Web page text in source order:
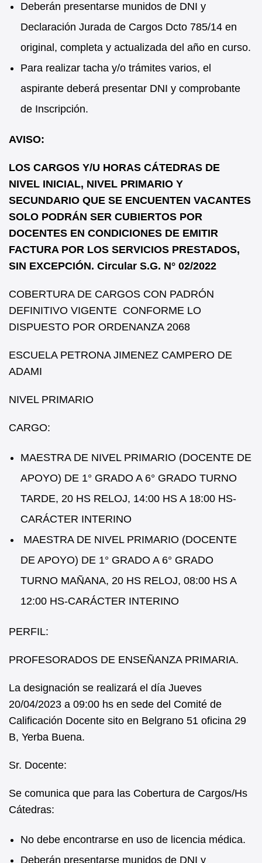
Deberán presentarse munidos de DNI y
Declaración Jurada de Cargos Dcto 785/14 en
original, completa y actualizada del año en curso.
Para realizar tacha y/o trámites varios, el
aspirante deberá presentar DNI y comprobante
de Inscripción.
AVISO:
LOS CARGOS Y/U HORAS CÁTEDRAS DE
NIVEL INICIAL, NIVEL PRIMARIO Y
SECUNDARIO QUE SE ENCUENTEN VACANTES
SOLO PODRÁN SER CUBIERTOS POR
DOCENTES EN CONDICIONES DE EMITIR
FACTURA POR LOS SERVICIOS PRESTADOS,
SIN EXCEPCIÓN. Circular S.G. N° 02/2022
COBERTURA DE CARGOS CON PADRÓN
DEFINITIVO VIGENTE CONFORME LO
DISPUESTO POR ORDENANZA 2068
ESCUELA PETRONA JIMENEZ CAMPERO DE
ADAMI
NIVEL PRIMARIO
CARGO:
MAESTRA DE NIVEL PRIMARIO (DOCENTE DE
APOYO) DE 1° GRADO A 6° GRADO TURNO
TARDE, 20 HS RELOJ, 14:00 HS A 18:00 HS-
CARÁCTER INTERINO
MAESTRA DE NIVEL PRIMARIO (DOCENTE
DE APOYO) DE 1° GRADO A 6° GRADO
TURNO MAÑANA, 20 HS RELOJ, 08:00 HS A
12:00 HS-CARÁCTER INTERINO
PERFIL:
PROFESORADOS DE ENSEÑANZA PRIMARIA.
La designación se realizará el día Jueves
20/04/2023 a 09:00 hs en sede del Comité de
Calificación Docente sito en Belgrano 51 oficina 29
B, Yerba Buena.
Sr. Docente:
Se comunica que para las Cobertura de Cargos/Hs
Cátedras:
No debe encontrarse en uso de licencia médica.
Deberán presentarse munidos de DNI y